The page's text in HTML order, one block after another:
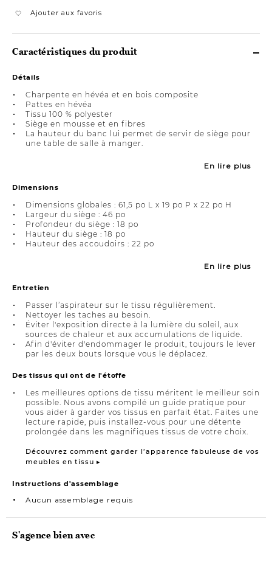
Ajouter aux favoris
Caractéristiques du produit
Détails
Charpente en hévéa et en bois composite
Pattes en hévéa
Tissu 100 % polyester
Siège en mousse et en fibres
La hauteur du banc lui permet de servir de siège pour
une table de salle à manger.
En lire plus
Dimensions
Dimensions globales : 61,5 po L x 19 po P x 22 po H
Largeur du siège : 46 po
Profondeur du siège : 18 po
Hauteur du siège : 18 po
Hauteur des accoudoirs : 22 po
En lire plus
Entretien
Passer l’aspirateur sur le tissu régulièrement.
Nettoyer les taches au besoin.
Éviter l'exposition directe à la lumière du soleil, aux
sources de chaleur et aux accumulations de liquide.
Afin d'éviter d'endommager le produit, toujours le lever
par les deux bouts lorsque vous le déplacez.
Des tissus qui ont de l'étoffe
Les meilleures options de tissu méritent le meilleur soin
possible. Nous avons compilé un guide pratique pour
vous aider à garder vos tissus en parfait état. Faites une
lecture rapide, puis installez-vous pour une détente
prolongée dans les magnifiques tissus de votre choix.
Découvrez comment garder l’apparence fabuleuse de vos
meubles en tissu ▸
Instructions d'assemblage
Aucun assemblage requis
S'agence bien avec